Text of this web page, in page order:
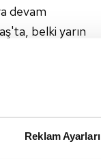
Reklam Ayarları
devam
belki yarın
dokunuşunu
maçı
aldığım